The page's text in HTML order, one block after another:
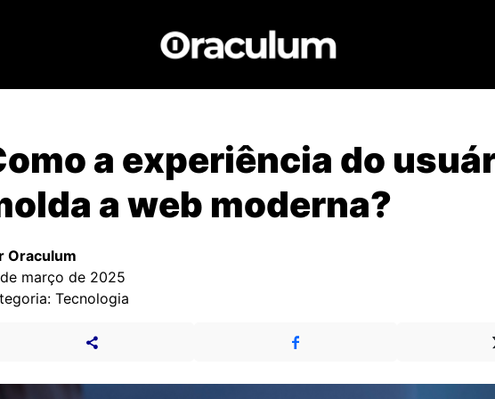
a experiência do
a web moderna?
Oraculum
março de 2025
Tecnologia